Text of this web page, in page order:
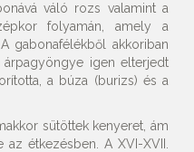
váló rozs valamint a
folyamán, amely a
gabonafélékből akkoriban
árpagyöngye igen elterjedt
a búza (burizs) és a
sütöttek kenyeret, ám
étkezésben. A XVI-XVII.